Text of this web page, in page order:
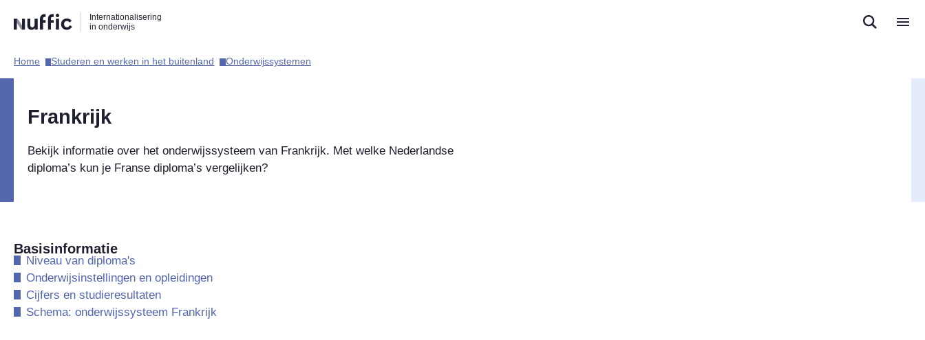
naar
zoekfunctie
naar
hoofdnavigatie
naar
inhoud
Internationalisering
in onderwijs
Hoofdnavigatie
Home​ Studeren en werken in het buitenland​ Onderwijssystemen​
Frankrijk
Bekijk informatie over het onderwijssysteem van Frankrijk. Met welke Nederlandse
diploma’s kun je Franse diploma’s vergelijken?
Basisinformatie
​Niveau van diploma's
​Onderwijsinstellingen en opleidingen
​Cijfers en studieresultaten
​Schema: onderwijssysteem Frankrijk